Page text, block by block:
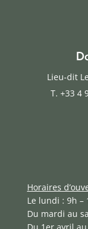
Lieu-dit
T.+33 4
Horaires
Le lundi : 9h –
Du mardi au